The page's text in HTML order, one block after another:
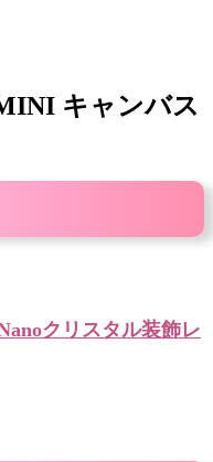
キャンバス
クリスタル装飾レ